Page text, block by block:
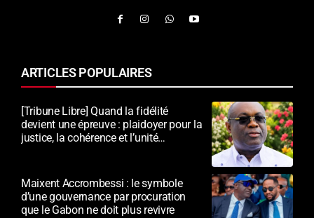
ARTICLES POPULAIRES
[Tribune Libre] Quand la fidélité
devient une épreuve : plaidoyer pour la
justice, la cohérence et l’unité
Maixent Accrombessi : le symbole
d’une gouvernance par procuration
que le Gabon ne doit plus revivre